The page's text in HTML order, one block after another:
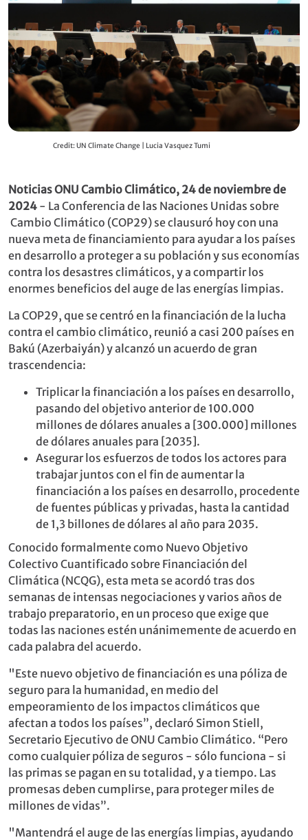
Credit: UN Climate Change | Lucia Vasquez Tumi
Noticias ONU Cambio Climático, 24 de noviembre de
2024 - La Conferencia de las Naciones Unidas sobre
Cambio Climático (COP29) se clausuró hoy con una
nueva meta de financiamiento para ayudar a los países
en desarrollo a proteger a su población y sus economías
contra los desastres climáticos, y a compartir los
enormes beneficios del auge de las energías limpias.
La COP29, que se centró en la financiación de la lucha
contra el cambio climático, reunió a casi 200 países en
Bakú (Azerbaiyán) y alcanzó un acuerdo de gran
trascendencia:
Triplicar la financiación a los países en desarrollo,
pasando del objetivo anterior de 100.000
millones de dólares anuales a [300.000] millones
de dólares anuales para [2035].
Asegurar los esfuerzos de todos los actores para
trabajar juntos con el fin de aumentar la
financiación a los países en desarrollo, procedente
de fuentes públicas y privadas, hasta la cantidad
de 1,3 billones de dólares al año para 2035.
Conocido formalmente como Nuevo Objetivo
Colectivo Cuantificado sobre Financiación del
Climática (NCQG), esta meta se acordó tras dos
semanas de intensas negociaciones y varios años de
trabajo preparatorio, en un proceso que exige que
todas las naciones estén unánimemente de acuerdo en
cada palabra del acuerdo.
"Este nuevo objetivo de financiación es una póliza de
seguro para la humanidad, en medio del
empeoramiento de los impactos climáticos que
afectan a todos los países”, declaró Simon Stiell,
Secretario Ejecutivo de ONU Cambio Climático. “Pero
como cualquier póliza de seguros - sólo funciona - si
las primas se pagan en su totalidad, y a tiempo. Las
promesas deben cumplirse, para proteger miles de
millones de vidas”.
"Mantendrá el auge de las energías limpias, ayudando